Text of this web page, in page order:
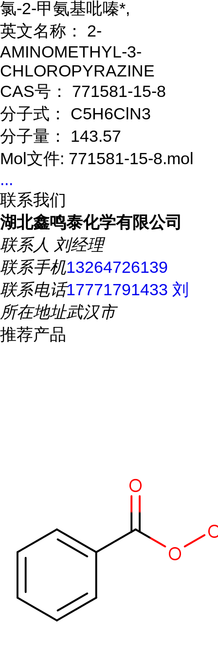
氯-2-甲氨基吡嗪*,
英文名称： 2-
AMINOMETHYL-3-
CHLOROPYRAZINE
CAS号： 771581-15-8
分子式： C5H6ClN3
分子量： 143.57
Mol文件: 771581-15-8.mol
...
联系我们
湖北鑫鸣泰化学有限公司
联系人 刘经理
联系手机13264726139
联系电话17771791433 刘
所在地址武汉市
推荐产品